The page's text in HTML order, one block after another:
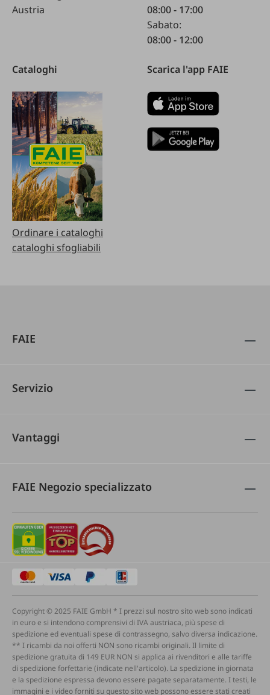
Austria
08:00 - 17:00
Sabato:
08:00 - 12:00
Cataloghi
Ordinare i cataloghi
cataloghi sfogliabili
Scarica l'app FAIE
FAIE
Servizio
Vantaggi
FAIE Negozio specializzato
Copyright © 2025 FAIE GmbH * I prezzi sul nostro sito web sono indicati
in euro e si intendono comprensivi di IVA austriaca, più spese di
spedizione ed eventuali spese di contrassegno, salvo diversa indicazione.
** I ricambi da noi offerti NON sono ricambi originali. Il limite di
spedizione gratuita di 149 EUR NON si applica ai rivenditori e alle tariffe
di spedizione forfettarie (indicate nell'articolo). La spedizione in giornata
e la spedizione espressa devono essere pagate separatamente. I testi, le
immagini e i video forniti su questo sito web possono essere stati creati